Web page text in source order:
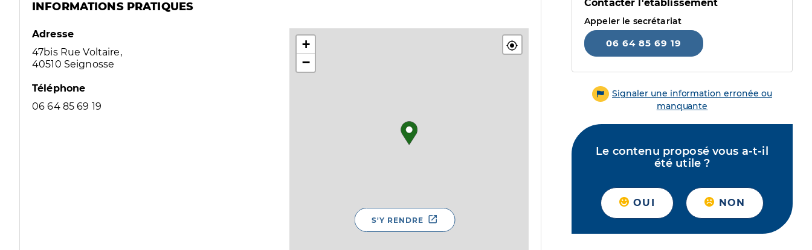
INFORMATIONS PRATIQUES
Adresse
47bis Rue Voltaire,
40510 Seignosse
Téléphone
06 64 85 69 19
+
−
S'Y RENDRE
Contacter l'établissement
Appeler le secrétariat
06 64 85 69 19
Signaler une information erronée ou
manquante
Le contenu proposé vous a-t-il
été utile ?
OUI NON